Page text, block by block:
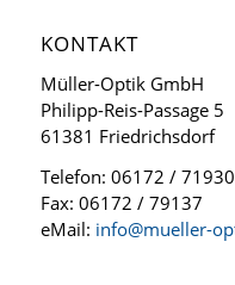
KONTAKT
Müller-Optik GmbH
Philipp-Reis-Passage 5
61381 Friedrichsdorf
Telefon: 06172 / 71930
Fax: 06172 / 79137
eMail: info@mueller-